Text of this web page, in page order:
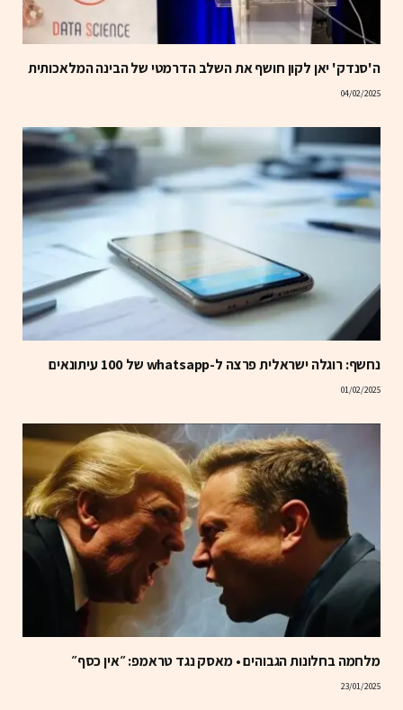
ה'סנדק' יאן לקון חושף את השלב הדרמטי של הבינה המלאכותית
04/02/2025
נחשף: רוגלה ישראלית פרצה ל-whatsapp של 100 עיתונאים
01/02/2025
מלחמה בחלונות הגבוהים • מאסק נגד טראמפ: ״אין כסף״
23/01/2025